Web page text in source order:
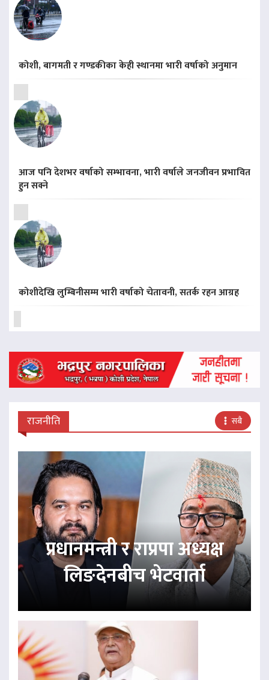
कोशी, बागमती र गण्डकीका केही स्थानमा भारी वर्षाको अनुमान
आज पनि देशभर वर्षाको सम्भावना, भारी वर्षाले जनजीवन प्रभावित
हुन सक्ने
कोशीदेखि लुम्बिनीसम्म भारी वर्षाको चेतावनी, सतर्क रहन आग्रह
राजनीति सबै
प्रधानमन्त्री र राप्रपा अध्यक्ष
लिङदेनबीच भेटवार्ता